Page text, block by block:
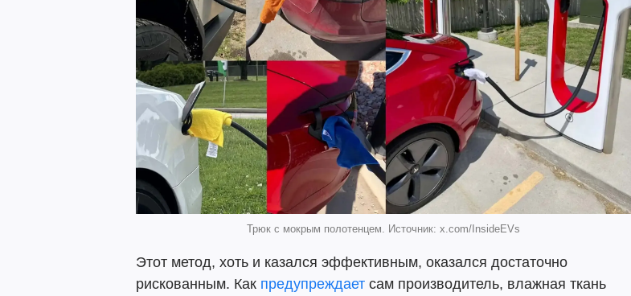
Трюк с мокрым полотенцем. Источник: x.com/InsideEVs
Этот метод, хоть и казался эффективным, оказался достаточно
рискованным. Как предупреждает сам производитель, влажная ткань